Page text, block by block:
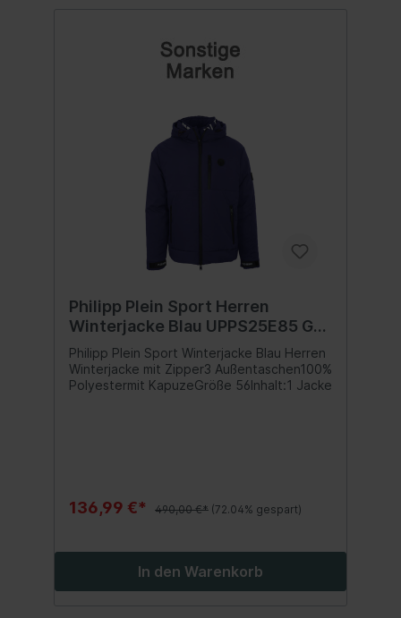
Philipp Plein Sport Herren
Winterjacke Blau UPPS25E85 Gr
56
Philipp Plein Sport Winterjacke Blau Herren
Winterjacke mit Zipper3 Außentaschen100%
Polyestermit KapuzeGröße 56Inhalt:1 Jacke
136,99 €* 490,00 €* (72.04% gespart)
In den Warenkorb